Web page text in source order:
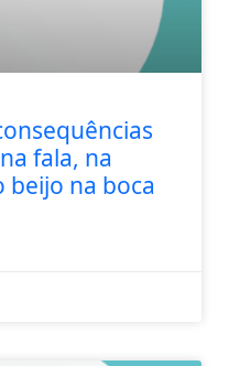
fala, na
beijo na boca